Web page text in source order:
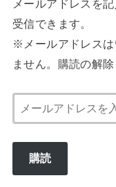
メールアドレスを
受信できます。
※メールアドレス
ません。購読の解
ー
ル
購読